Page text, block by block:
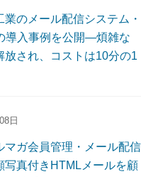
のメール配信システム・
導入事例を公開―煩雑な
放され、コストは10分の1
日
マガ会員管理・メール配信
真付きHTMLメールを顧